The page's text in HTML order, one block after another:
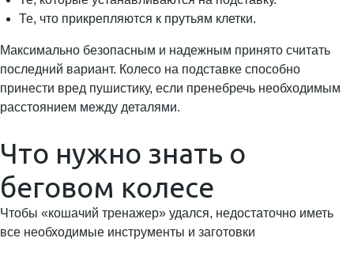
Те, что прикрепляются к прутьям клетки.
Максимально безопасным и надежным принято считать
последний вариант. Колесо на подставке способно
принести вред пушистику, если пренебречь необходимым
расстоянием между деталями.
Что нужно знать о
беговом колесе
Чтобы «кошачий тренажер» удался, недостаточно иметь
все необходимые инструменты и заготовки